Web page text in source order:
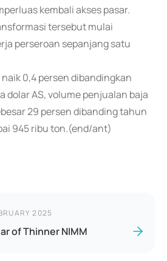
kembali akses pasar.
tersebut mulai
perseroan sepanjang satu
0,4 persen dibandingkan
dolar AS, volume penjualan baja
29 persen dibanding tahun
945 ribu ton.(end/ant)
2025
of Thinner NIMM